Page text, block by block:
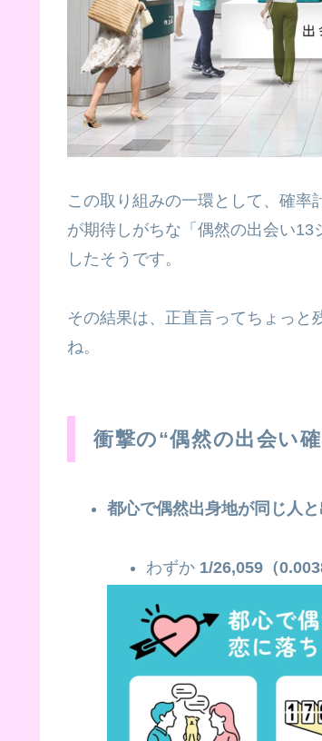
この取り組みの一環として、確率
が期待しがちな「偶然の出会い13
したそうです。
その結果は、正直言ってちょっと
ね。
衝撃の“偶然の出会い
都心で偶然出身地が同じ人
わずか 1/26,059（